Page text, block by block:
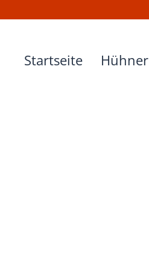
Startseite Hühner